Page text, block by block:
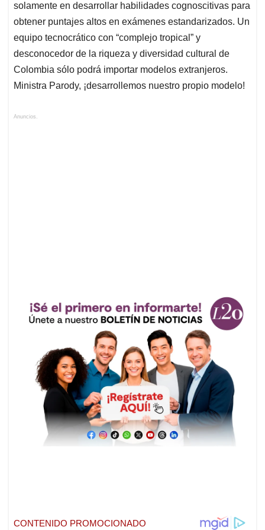
solamente en desarrollar habilidades cognoscitivas para
obtener puntajes altos en exámenes estandarizados. Un
equipo tecnocrático con “complejo tropical” y
desconocedor de la riqueza y diversidad cultural de
Colombia sólo podrá importar modelos extranjeros.
Ministra Parody, ¡desarrollemos nuestro propio modelo!
Anuncios.